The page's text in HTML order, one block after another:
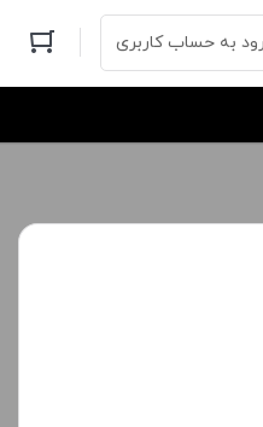
به حساب کاربری